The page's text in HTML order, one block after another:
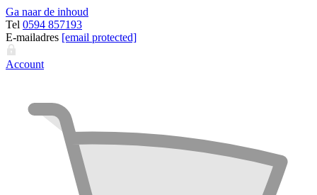
Ga naar de inhoud
Tel 0594 857193
E-mailadres [email protected]
Account